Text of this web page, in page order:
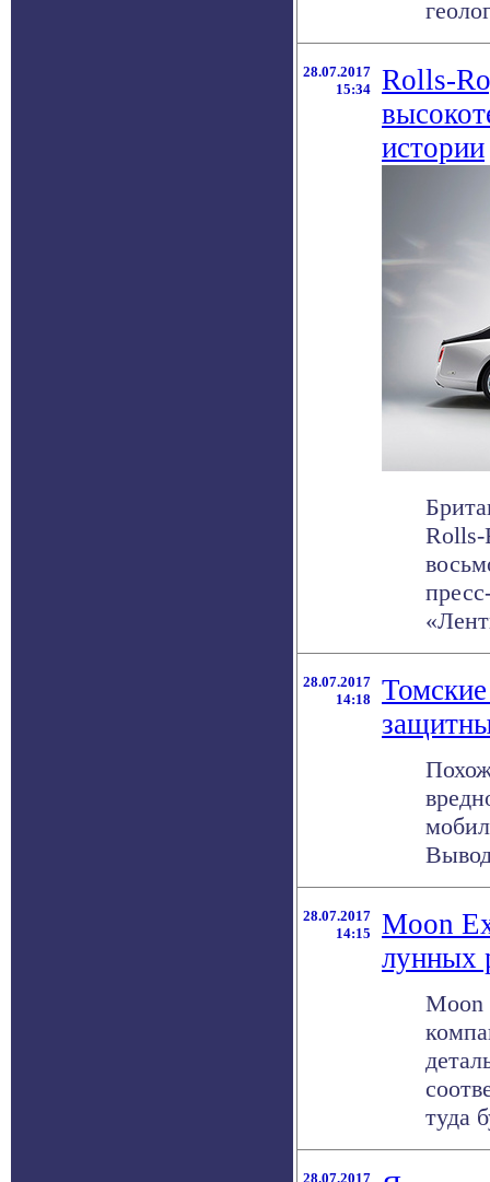
28.07.2017
15:34
Rolls-
истории
Rolls-
28.07.2017
14:18
28.07.2017
14:15
Moon
лунных
Moon
туда
28.07.2017